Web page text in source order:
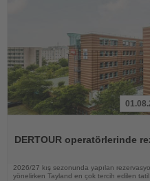
DERTOUR operatörlerinde
2026/27 kış sezonunda yapılan
yönelirken Tayland en çok tercih edilen tatil